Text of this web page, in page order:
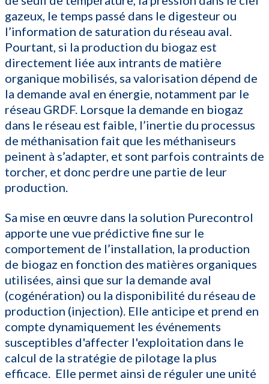
gazeux, le temps passé dans le digesteur ou
l’information de saturation du réseau aval.
Pourtant, si la production du biogaz est
directement liée aux intrants de matière
organique mobilisés, sa valorisation dépend de
la demande aval en énergie, notamment par le
réseau GRDF. Lorsque la demande en biogaz
dans le réseau est faible, l’inertie du processus
de méthanisation fait que les méthaniseurs
peinent à s’adapter, et sont parfois contraints de
torcher, et donc perdre une partie de leur
production.
Sa mise en œuvre dans la solution Purecontrol
apporte une vue prédictive fine sur le
comportement de l’installation, la production
de biogaz en fonction des matières organiques
utilisées, ainsi que sur la demande aval
(cogénération) ou la disponibilité du réseau de
production (injection). Elle anticipe et prend en
compte dynamiquement les événements
susceptibles d'affecter l'exploitation dans le
calcul de la stratégie de pilotage la plus
efficace. Elle permet ainsi de réguler une unité